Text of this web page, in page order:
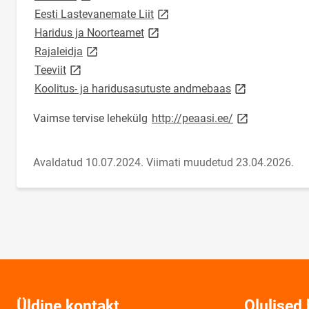
Eesti Lastevanemate Liitlink opens on new page
Haridus ja Noorteametlink opens on new page
Rajaleidja link opens on new page
Teeviitlink opens on new page
Koolitus- ja haridusasutuste andmebaaslink opens on
Vaimse tervise lehekülg http://peaasi.ee/ link opens on
Avaldatud 10.07.2024. Viimati muudetud 23.04.2026.